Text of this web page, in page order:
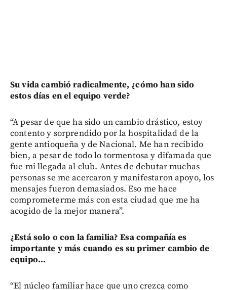
Su vida cambió radicalmente, ¿cómo han sido
estos días en el equipo verde?
“A pesar de que ha sido un cambio drástico, estoy
contento y sorprendido por la hospitalidad de la
gente antioqueña y de Nacional. Me han recibido
bien, a pesar de todo lo tormentosa y difamada que
fue mi llegada al club. Antes de debutar muchas
personas se me acercaron y manifestaron apoyo, los
mensajes fueron demasiados. Eso me hace
comprometerme más con esta ciudad que me ha
acogido de la mejor manera”.
¿Está solo o con la familia? Esa compañía es
importante y más cuando es su primer cambio de
equipo...
“El núcleo familiar hace que uno crezca como